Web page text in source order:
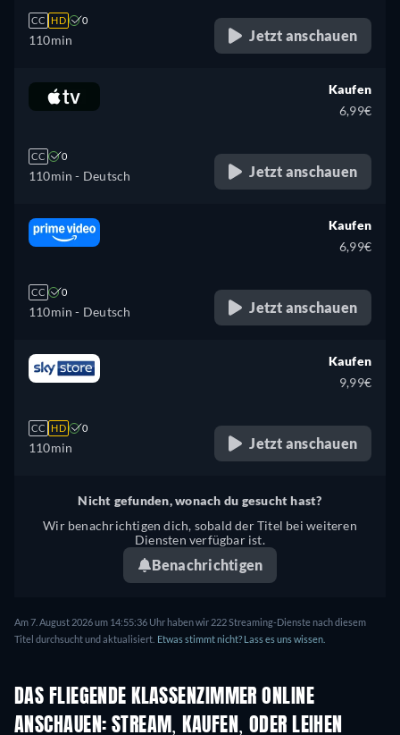
CC HD 0
110min Jetzt anschauen
CC 0
110min - Deutsch
Kaufen
6,99€
Jetzt anschauen
CC 0
110min - Deutsch
Kaufen
6,99€
Jetzt anschauen
CC HD 0
110min
Kaufen
9,99€
Jetzt anschauen
Nicht gefunden, wonach du gesucht hast?
Wir benachrichtigen dich, sobald der Titel bei weiteren
Diensten verfügbar ist.
Benachrichtigen
Am 7. August 2026 um 14:55:36 Uhr haben wir 222 Streaming-Dienste nach diesem
Titel durchsucht und aktualisiert. Etwas stimmt nicht? Lass es uns wissen.
DAS FLIEGENDE KLASSENZIMMER ONLINE
ANSCHAUEN: STREAM, KAUFEN, ODER LEIHEN